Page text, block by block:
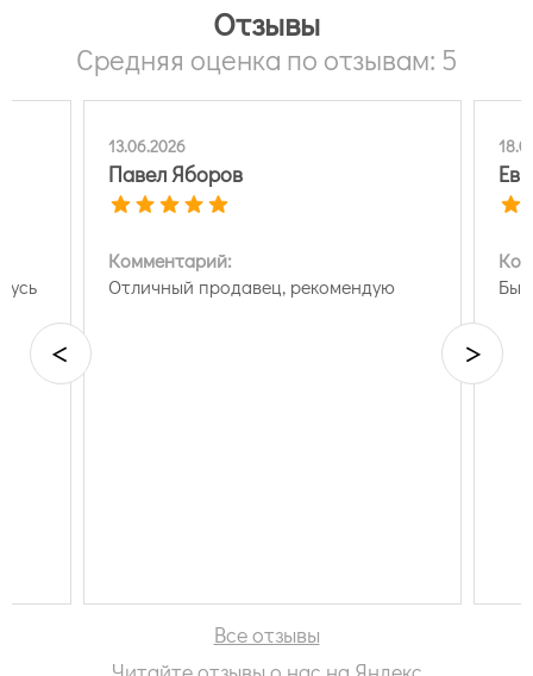
Отзывы
Средняя оценка по отзывам: 5
13.06.2026
Павел Яборов
Комментарий:
Отличный продавец, рекомендую
< >
Все отзывы